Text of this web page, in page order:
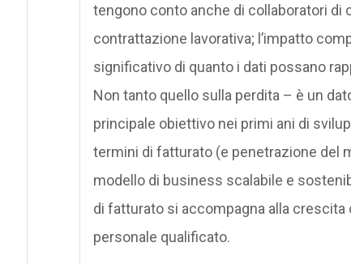
tengono conto anche di collaboratori di
contrattazione lavorativa; l’impatto
significativo di quanto i dati possano
Non tanto quello sulla perdita – è un
principale obiettivo nei primi ani di
termini di fatturato (e penetrazione del
modello di business scalabile e
di fatturato si accompagna alla crescita
personale qualificato.